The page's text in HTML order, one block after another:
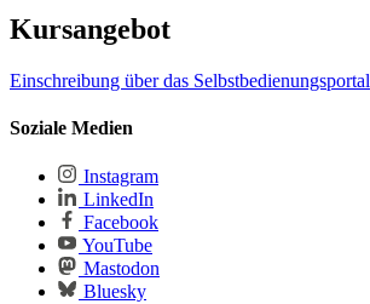
Kursangebot
Einschreibung über das Selbstbedienungsportal
Soziale Medien
Instagram
LinkedIn
Facebook
YouTube
Mastodon
Bluesky